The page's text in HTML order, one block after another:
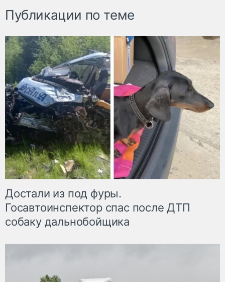
Публикации по теме
Достали из под фуры.
Госавтоинспектор спас после ДТП
собаку дальнобойщика